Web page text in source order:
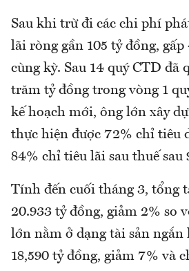
Sau khi trừ đi các chi phí
lãi ròng gần 105 tỷ đồng,
cùng kỳ. Sau 14 quý CTD đã
trăm tỷ đồng trong vòng 1
kế hoạch mới, ông lớn xây
thực hiện được 72% chỉ tiêu
84% chỉ tiêu lãi sau thuế sau
Tính đến cuối tháng 3, tổng
20.933 tỷ đồng, giảm 2% so
lớn nằm ở dạng tài sản ngắn
18,590 tỷ đồng, giảm 7% và